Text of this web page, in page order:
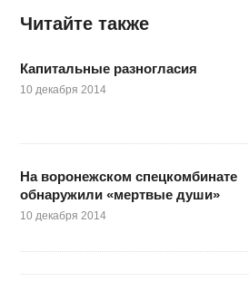
Читайте также
Капитальные разногласия
10 декабря 2014
На воронежском спецкомбинате
обнаружили «мертвые души»
10 декабря 2014